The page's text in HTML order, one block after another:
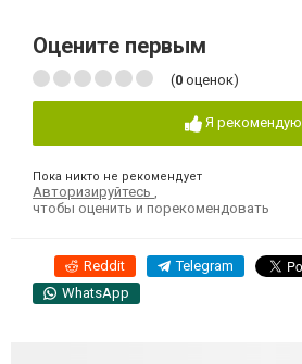
Оцените первым
(0 оценок)
Я рекомендую
Пока никто не рекомендует
Авторизируйтесь
чтобы оценить и порекомендовать
Reddit Telegram
WhatsApp